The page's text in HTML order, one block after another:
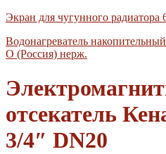
Экран для чугунного радиатора
Водонагреватель
O (Россия) нерж.
отсекатель
3/4″ DN20